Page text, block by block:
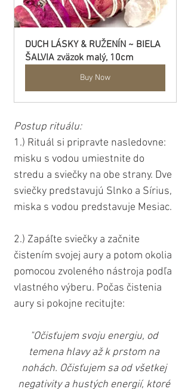
DUCH LÁSKY & RUŽENÍN ~ BIELA
ŠALVIA zväzok malý, 10cm
Buy Now
Postup rituálu:
1.) Rituál si pripravte nasledovne:
misku s vodou umiestnite do
stredu a sviečky na obe strany. Dve
sviečky predstavujú Slnko a Sírius,
miska s vodou predstavuje Mesiac.
2.) Zapáľte sviečky a začnite
čistením svojej aury a potom okolia
pomocou zvoleného nástroja podľa
vlastného výberu. Počas čistenia
aury si pokojne recitujte:
"Očisťujem svoju energiu, od
temena hlavy až k prstom na
nohách. Očisťujem sa od všetkej
negativity a hustých energií, ktoré